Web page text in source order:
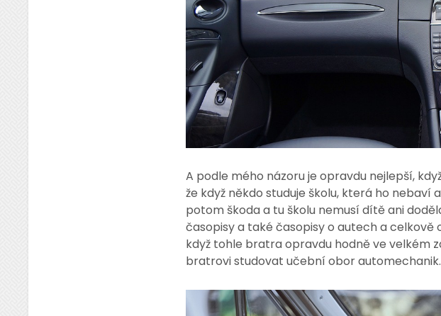
A podle mého názoru je opravdu nejlepší,
že když někdo studuje školu, která ho nebaví
potom škoda a tu školu nemusí dítě ani
časopisy a také časopisy o autech a celkově
když tohle bratra opravdu hodně ve velkém
bratrovi studovat učební obor automechanik.